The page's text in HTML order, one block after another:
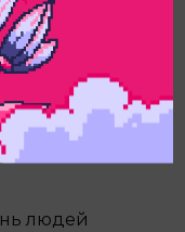
проблемами,
Некоторые
вынуждены были
детей. Отец
в жизни
нужные
детей
людей